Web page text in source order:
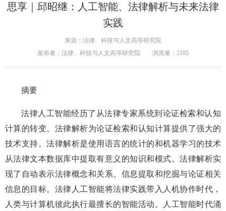
思享｜邱昭继：人工智能、法律解析与未来法律
实践
来源：法律、科技与人文高等研究院
发布者：法律、科技与人文高等研究院
浏览量： 2105
摘要
法律人工智能经历了从法律专家系统到论证检索和认知
计算的转变。法律解析为论证检索和认知计算提供了强大的
技术支持。法律解析是使用语言的统计的和机器学习的技术
从法律文本数据库中提取有意义的知识和模式。法律解析实
现了自动表示法律概念和关系、信息提取和挖掘与论证相关
信息的目标。法律人工智能将法律实践带入人机协作时代，
人类与计算机彼此执行最擅长的智能活动。人工智能时代涌